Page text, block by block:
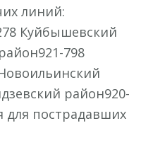
линий:
Куйбышевский
798
район920-
для пострадавших